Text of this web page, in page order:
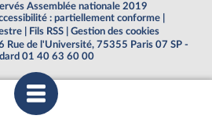
Assemblée nationale 2019
: partiellement conforme
Fils RSS
Gestion des cookies
Rue de l'Université, 75355 Paris 07 SP -
01 40 63 60 00